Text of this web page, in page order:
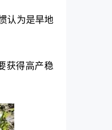
认为是旱地
获得高产稳